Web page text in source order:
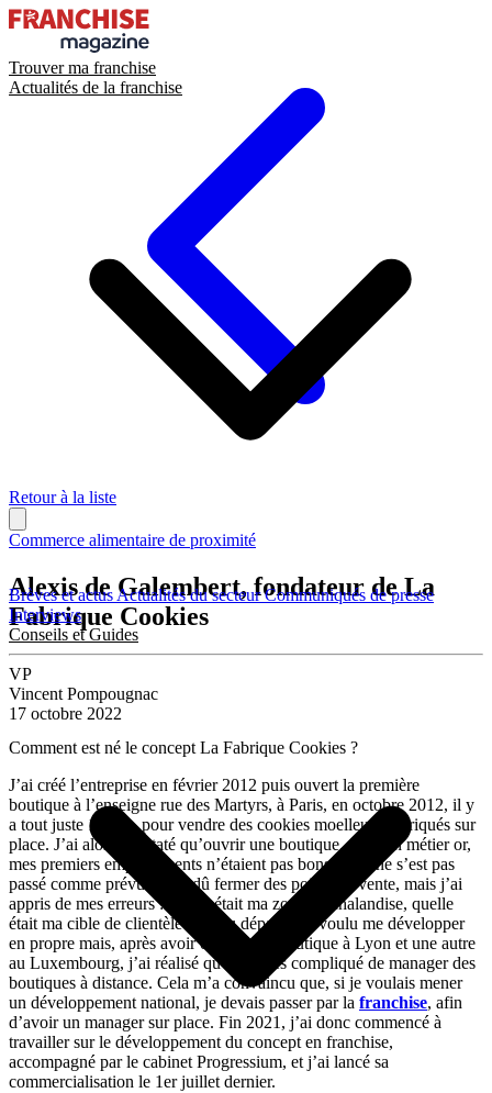
Trouver ma franchise
Actualités de la franchise
Brèves et actus Actualités du secteurCommuniqués de presse
Interviews
Conseils et Guides
Retour à la liste
Commerce alimentaire de proximité
Alexis de Galembert, fondateur de La
Fabrique Cookies
VP
Vincent Pompougnac
17 octobre 2022
Comment est né le concept La Fabrique Cookies ?
J’ai créé l’entreprise en février 2012 puis ouvert la première
boutique à l’enseigne rue des Martyrs, à Paris, en octobre 2012, il y
a tout juste 10 ans, pour vendre des cookies moelleux, fabriqués sur
place. J’ai alors constaté qu’ouvrir une boutique, c’est un métier or,
mes premiers emplacements n’étaient pas bons. Tout ne s’est pas
passé comme prévu et j’ai dû fermer des points de vente, mais j’ai
appris de mes erreurs : quelle était ma zone de chalandise, quelle
était ma cible de clientèle etc. Au départ, j’ai voulu me développer
en propre mais, après avoir ouvert une boutique à Lyon et une autre
au Luxembourg, j’ai réalisé qu’il est très compliqué de manager des
boutiques à distance. Cela m’a convaincu que, si je voulais mener
un développement national, je devais passer par la franchise, afin
d’avoir un manager sur place. Fin 2021, j’ai donc commencé à
travailler sur le développement du concept en franchise,
accompagné par le cabinet Progressium, et j’ai lancé sa
commercialisation le 1er juillet dernier.